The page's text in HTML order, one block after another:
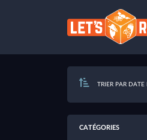
TRIER PAR DATE
CATÉGORIES